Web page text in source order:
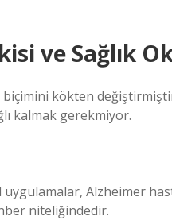
ve Sağlık
kökten
kalmak gerekmiyor.
Alzheimer
niteliğindedir.